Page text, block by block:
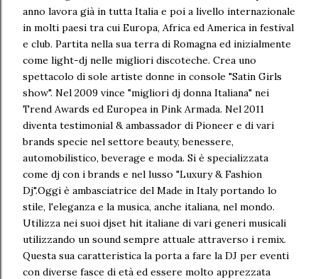
anno lavora già in tutta Italia e poi a livello internazionale
in molti paesi tra cui Europa, Africa ed America in festival
e club. Partita nella sua terra di Romagna ed inizialmente
come light-dj nelle migliori discoteche. Crea uno
spettacolo di sole artiste donne in console "Satin Girls
show". Nel 2009 vince "migliori dj donna Italiana" nei
Trend Awards ed Europea in Pink Armada. Nel 2011
diventa testimonial & ambassador di Pioneer e di vari
brands specie nel settore beauty, benessere,
automobilistico, beverage e moda. Si è specializzata
come dj con i brands e nel lusso "Luxury & Fashion
Dj".Oggi è ambasciatrice del Made in Italy portando lo
stile, l'eleganza e la musica, anche italiana, nel mondo.
Utilizza nei suoi djset hit italiane di vari generi musicali
utilizzando un sound sempre attuale attraverso i remix.
Questa sua caratteristica la porta a fare la DJ per eventi
con diverse fasce di età ed essere molto apprezzata